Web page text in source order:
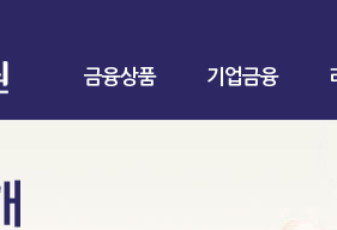
금융상품 기업금융